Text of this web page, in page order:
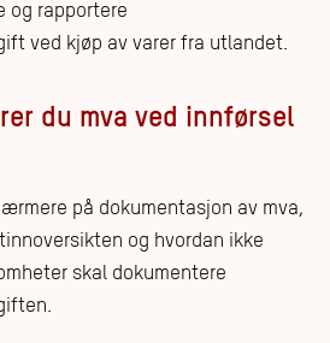
og rapportere
ved kjøp av varer fra utlandet.
du mva ved innførsel
på dokumentasjon av mva,
og hvordan ikke
skal dokumentere